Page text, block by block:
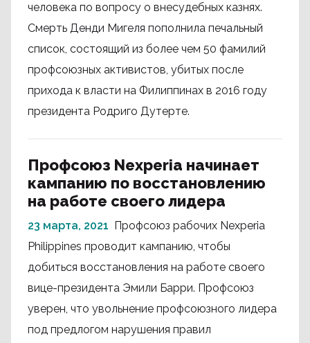
человека по вопросу о внесудебных казнях.
Смерть Денди Мигеля пополнила печальный
список, состоящий из более чем 50 фамилий
профсоюзных активистов, убитых после
прихода к власти на Филиппинах в 2016 году
президента Родриго Дутерте.
Профсоюз Nexperia начинает
кампанию по восстановлению
на работе своего лидера
23 марта, 2021 Профсоюз рабочих Nexperia
Philippines проводит кампанию, чтобы
добиться восстановления на работе своего
вице-президента Эмили Барри. Профсоюз
уверен, что увольнение профсоюзного лидера
под предлогом нарушения правил